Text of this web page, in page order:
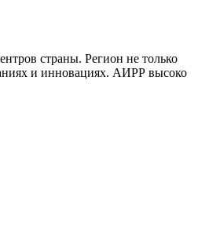
страны. Регион не только
и инновациях. АИРР высоко